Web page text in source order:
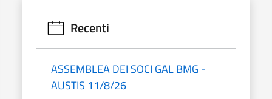
Recenti
ASSEMBLEA DEI SOCI GAL BMG -
AUSTIS 11/8/26